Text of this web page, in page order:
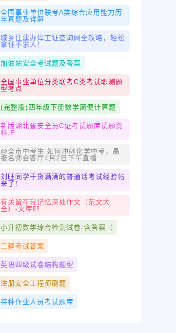
全国事业单位联考A类综合应用能力历
年真题及详解
城乡住建办焊工证查询网全攻略，轻松
拿证不求人！
加油站安全考试题及答案
全国事业单位分类联考C类考试职测题
型考点
(完整版)四年级下册数学简便计算题
新版湖北省安全员C证考试题库试题资
料.p
@全市中考生 如何冲刺化学中考，晶
报名师会客厅4月2日下午直播
刘旺同学干货满满的普通话考试经验帖
来了！
有关留在我记忆深处作文（范文大
全）-文库吧
小升初数学综合检测试卷-含答案（
二建考试答案
英语四级试卷结构题型
注册安全工程师刷题
特种作业人员考试题库